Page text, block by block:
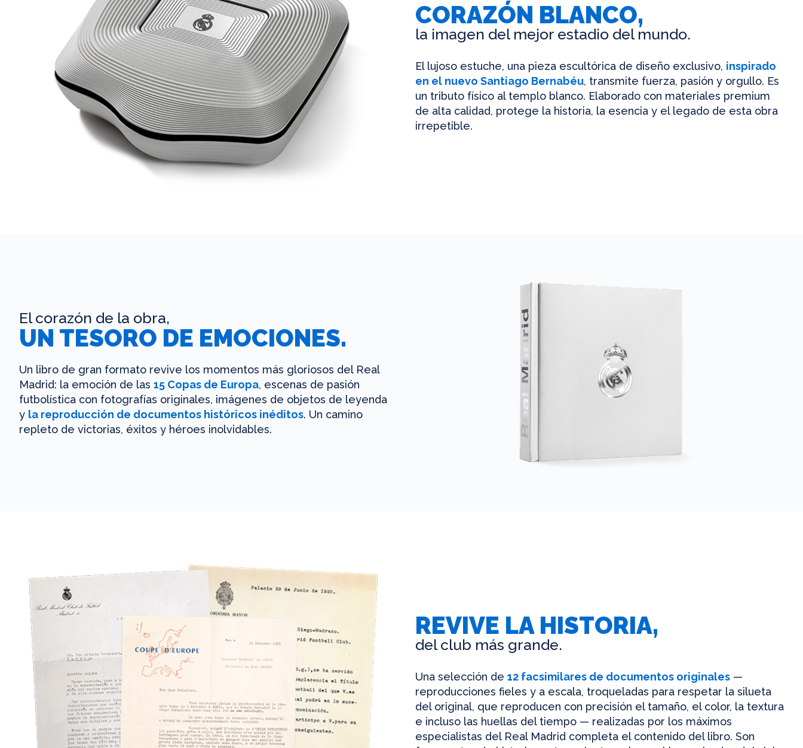
CORAZÓN BLANCO,
la imagen del mejor estadio del mundo.
El lujoso estuche, una pieza escultórica de diseño exclusivo, inspirado
en el nuevo Santiago Bernabéu, transmite fuerza, pasión y orgullo. Es
un tributo físico al templo blanco. Elaborado con materiales premium
de alta calidad, protege la historia, la esencia y el legado de esta obra
irrepetible.
El corazón de la obra,
UN TESORO DE EMOCIONES.
Un libro de gran formato revive los momentos más gloriosos del Real
Madrid: la emoción de las 15 Copas de Europa, escenas de pasión
futbolística con fotografías originales, imágenes de objetos de leyenda
y la reproducción de documentos históricos inéditos. Un camino
repleto de victorias, éxitos y héroes inolvidables.
REVIVE LA HISTORIA,
del club más grande.
Una selección de 12 facsimilares de documentos originales —
reproducciones fieles y a escala, troqueladas para respetar la silueta
del original, que reproducen con precisión el tamaño, el color, la textura
e incluso las huellas del tiempo — realizadas por los máximos
especialistas del Real Madrid completa el contenido del libro. Son